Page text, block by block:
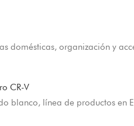
domésticas, organización y